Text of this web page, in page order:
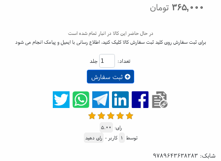
۳۶۵,۰۰۰ تومان
در حال حاضر این کالا در انبار تمام شده است
برای ثبت سفارش روی کلید ثبت سفارش کالا کلیک کنید، اطلاع رسانی با ایمیل و پیامک انجام می شود
تعداد: جلد
ثبت سفارش
رای: ۵.۰۰
توسط ۱ کاربر - رای دهید
شابک:۹۷۸۹۶۴۳۶۳۸۲۸۳